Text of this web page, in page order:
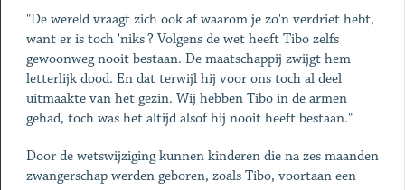
"De wereld vraagt zich ook af waarom je zo'n verdriet hebt,
want er is toch 'niks'? Volgens de wet heeft Tibo zelfs
gewoonweg nooit bestaan. De maatschappij zwijgt hem
letterlijk dood. En dat terwijl hij voor ons toch al deel
uitmaakte van het gezin. Wij hebben Tibo in de armen
gehad, toch was het altijd alsof hij nooit heeft bestaan."
Door de wetswijziging kunnen kinderen die na zes maanden
zwangerschap werden geboren, zoals Tibo, voortaan een